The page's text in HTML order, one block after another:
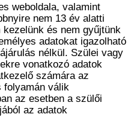
weboldala, valamint
nem 13 év alatti
és nem gyűjtünk
adatokat igazolható
nélkül. Szülei vagy
vonatkozó adatok
számára az
folyamán válik
az esetben a szülői
az adatok